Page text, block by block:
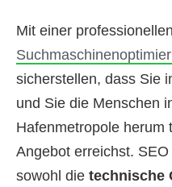
Mit einer professionellen
sicherstellen, dass Sie
und Sie die Menschen
Hafenmetropole herum
Angebot erreichst.
sowohl die technische